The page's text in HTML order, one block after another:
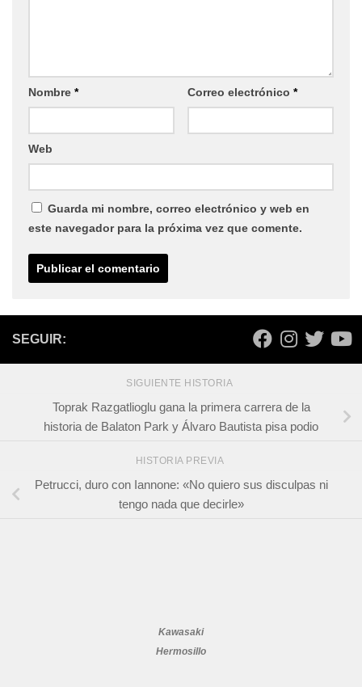
Nombre * Correo electrónico *
Web
Guarda mi nombre, correo electrónico y web en
este navegador para la próxima vez que comente.
SEGUIR:
SIGUIENTE HISTORIA
Toprak Razgatlioglu gana la primera carrera de la
historia de Balaton Park y Álvaro Bautista pisa podio
HISTORIA PREVIA
Petrucci, duro con Iannone: «No quiero sus disculpas ni
tengo nada que decirle»
Kawasaki
Hermosillo